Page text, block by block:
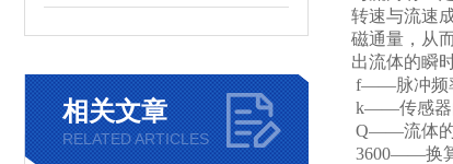
相关文章
RELATED ARTICLES
转速与流速
磁通量，从
出流体的瞬
f——脉冲频
k——传感器
Q——流体的
3600——换